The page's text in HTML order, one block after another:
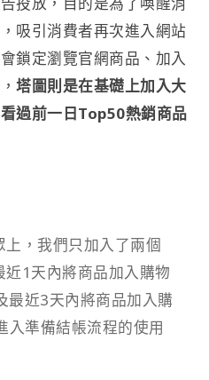
吸引消費者再次進入網站
鎖定瀏覽官網商品、加入
塔圖則是在基礎上加入大
過前一日Top50熱銷商品
，我們只加入了兩個
1天內將商品加入購物
近3天內將商品加入購
入準備結帳流程的使用